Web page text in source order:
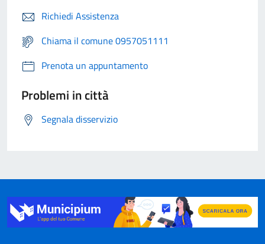
Richiedi Assistenza
Chiama il comune 0957051111
Prenota un appuntamento
Problemi in città
Segnala disservizio